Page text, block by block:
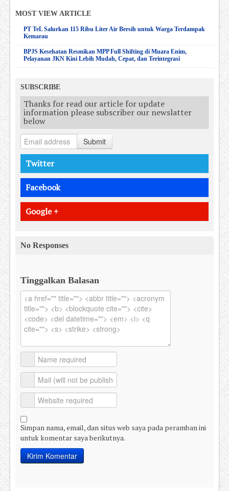
MOST VIEW ARTICLE
PT TeL Salurkan 115 Ribu Liter Air Bersih untuk Warga Terdampak
Kemarau
BPJS Kesehatan Resmikan MPP Full Shifting di Muara Enim,
Pelayanan JKN Kini Lebih Mudah, Cepat, dan Terintegrasi
SUBSCRIBE
Thanks for read our article for update
information please subscriber our newslatter
below
Submit
Twitter
Facebook
Google +
No Responses
Tinggalkan Balasan
Simpan nama, email, dan situs web saya pada peramban ini
untuk komentar saya berikutnya.